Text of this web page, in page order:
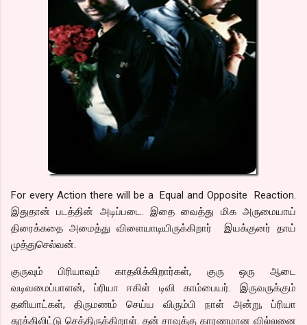
For every Action there will be a Equal and Opposite Reaction.
இதுதான் படத்தின் அடிப்படை. இதை வைத்து மிக அருமையாய்
திரைக்கதை அமைத்து விளையாடியிருக்கிறார் இயக்குனர் தாய்
முத்துசெல்வன்.
குருவும் பிரியாவும் காதலிக்கிறார்கள், குரு ஒரு ஆடை
வடிவமைப்பாளன், ப்ரியா ஈகிள் டிவி காம்பையர். இருவருக்கும்
தனியாட்கள், திருமணம் செய்ய விரும்பி நாள் அன்று, ப்ரியா
தூக்கிலிட்டு செத்திருக்கிறாள். தன் சாவுக்கு காரணமான வில்லனை